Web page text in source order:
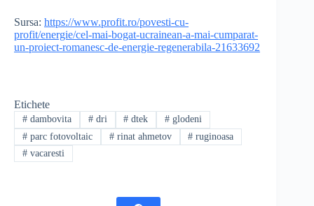
Sursa: https://www.profit.ro/povesti-cu-
profit/energie/cel-mai-bogat-ucrainean-a-mai-cumparat-
un-proiect-romanesc-de-energie-regenerabila-21633692
Etichete
#dambovita #dri # dtek # glodeni
#parc fotovoltaic #rinat ahmetov # ruginoasa
#vacaresti